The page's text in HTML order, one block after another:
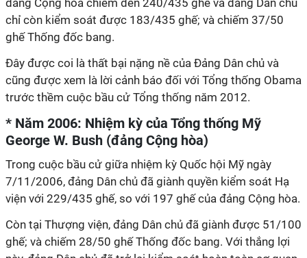
đảng Cộng hòa chiếm đến 240/435 ghế và đảng Dân chủ
chỉ còn kiểm soát được 183/435 ghế; và chiếm 37/50
ghế Thống đốc bang.
Đây được coi là thất bại nặng nề của Đảng Dân chủ và
cũng được xem là lời cảnh báo đối với Tổng thống Obama
trước thềm cuộc bầu cử Tổng thống năm 2012.
* Năm 2006: Nhiệm kỳ của Tổng thống Mỹ
George W. Bush (đảng Cộng hòa)
Trong cuộc bầu cử giữa nhiệm kỳ Quốc hội Mỹ ngày
7/11/2006, đảng Dân chủ đã giành quyền kiểm soát Hạ
viện với 229/435 ghế, so với 197 ghế của đảng Cộng hòa.
Còn tại Thượng viện, đảng Dân chủ đã giành được 51/100
ghế; và chiếm 28/50 ghế Thống đốc bang. Với thắng lợi